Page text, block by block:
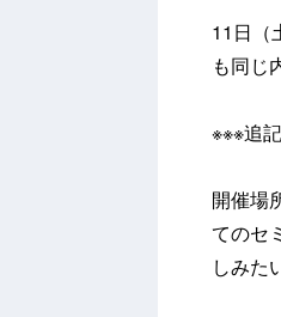
11日（
も同じ
※※※追
開催場
てのセ
しみた